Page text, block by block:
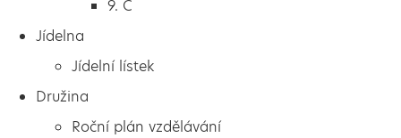
9. C
Jídelna
Jídelní lístek
Družina
Roční plán vzdělávání